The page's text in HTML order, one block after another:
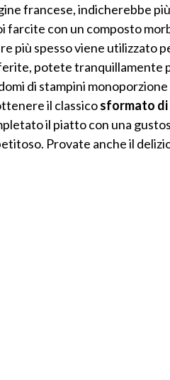
francese, indicherebbe
farcite con un composto
più spesso viene utilizzato
potete tranquillamente
di stampini monoporzione
il classicosformato di
il piatto con una
Provate anche il